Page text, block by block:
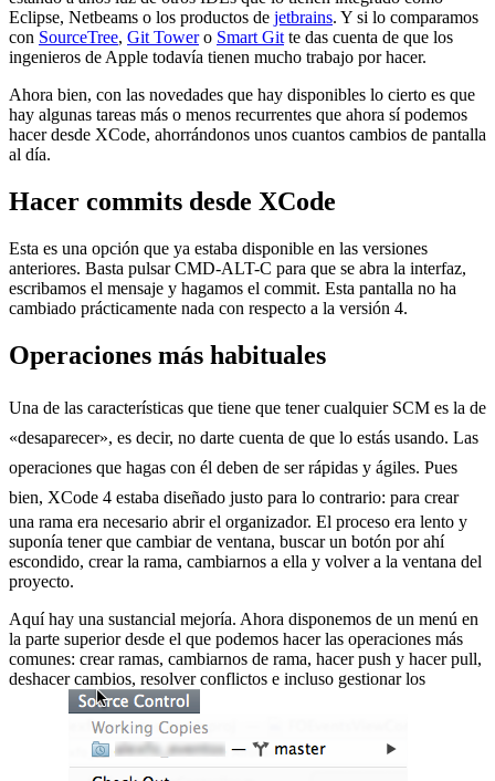
Eclipse, Netbeams o los productos de jetbrains. Y si lo comparamos
con SourceTree, Git Towero Smart Git te das cuenta de que los
ingenieros de Apple todavía tienen mucho trabajo por hacer.
Ahora bien, con las novedades que hay disponibles lo cierto es que
hay algunas tareas más o menos recurrentes que ahora sí podemos
hacer desde XCode, ahorrándonos unos cuantos cambios de pantalla
al día.
Hacer commits desde XCode
Esta es una opción que ya estaba disponible en las versiones
anteriores. Basta pulsar CMD-ALT-C para que se abra la interfaz,
escribamos el mensaje y hagamos el commit. Esta pantalla no ha
cambiado prácticamente nada con respecto a la versión 4.
Operaciones más habituales
Una de las características que tiene que tener cualquier SCM es la de
«desaparecer», es decir, no darte cuenta de que lo estás usando. Las
operaciones que hagas con él deben de ser rápidas y ágiles. Pues
bien, XCode 4 estaba diseñado justo para lo contrario: para crear
una rama era necesario abrir el organizador. El proceso era lento y
suponía tener que cambiar de ventana, buscar un botón por ahí
escondido, crear la rama, cambiarnos a ella y volver a la ventana del
proyecto.
Aquí hay una sustancial mejoría. Ahora disponemos de un menú en
la parte superior desde el que podemos hacer las operaciones más
comunes: crear ramas, cambiarnos de rama, hacer push y hacer pull,
deshacer cambios, resolver conflictos e incluso gestionar los